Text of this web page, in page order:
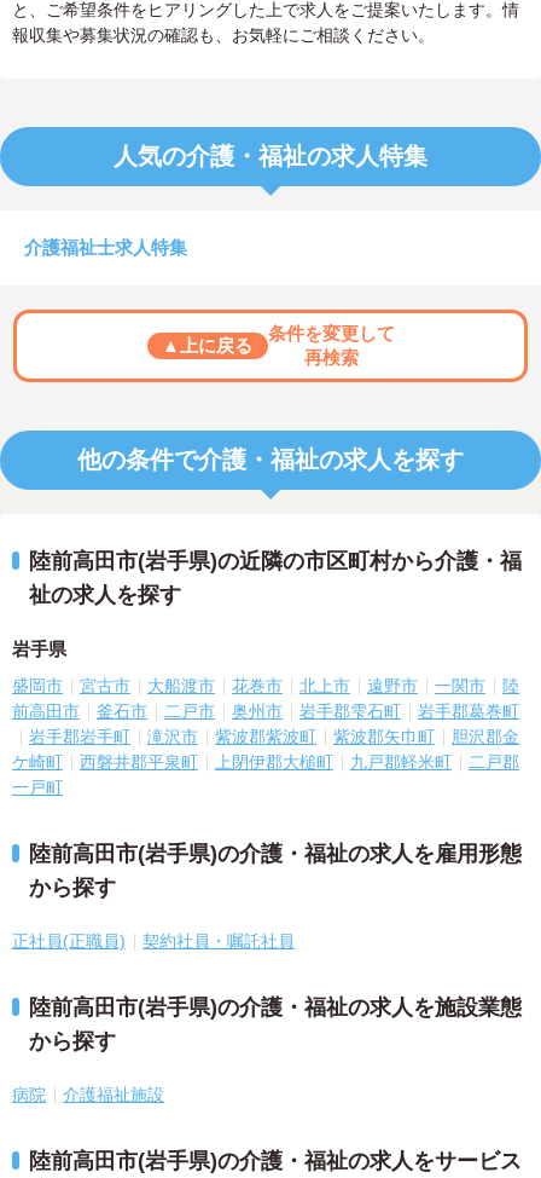
と、ご希望条件をヒアリングした上で求人をご提案いたします。情
報収集や募集状況の確認も、お気軽にご相談ください。
人気の介護・福祉の求人特集
介護福祉士求人特集
▲上に戻る
条件を変更して
再検索
他の条件で介護・福祉の求人を探す
陸前高田市(岩手県)の近隣の市区町村から介護・福
祉の求人を探す
岩手県
盛岡市 宮古市 大船渡市 花巻市 北上市 遠野市 一関市
陸
前高田市
釜石市 二戸市 奥州市 岩手郡雫石町
岩手郡葛巻町
岩手郡岩手町
滝沢市 紫波郡紫波町 紫波郡矢巾町
胆沢郡金
ケ崎町
西磐井郡平泉町 上閉伊郡大槌町 九戸郡軽米町
二戸郡
一戸町
陸前高田市(岩手県)の介護・福祉の求人を雇用形態
から探す
正社員(正職員) 契約社員・嘱託社員
陸前高田市(岩手県)の介護・福祉の求人を施設業態
から探す
病院 介護福祉施設
陸前高田市(岩手県)の介護・福祉の求人をサービス